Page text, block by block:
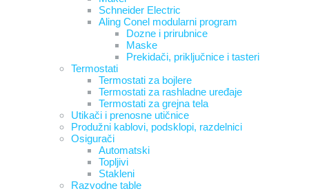
Schneider Electric
Aling Conel modularni program
Dozne i prirubnice
Maske
Prekidači, priključnice i tasteri
Termostati
Termostati za bojlere
Termostati za rashladne uređaje
Termostati za grejna tela
Utikači i prenosne utičnice
Produžni kablovi, podsklopi, razdelnici
Osigurači
Automatski
Topljivi
Stakleni
Razvodne table